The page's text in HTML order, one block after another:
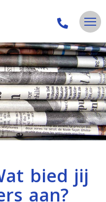
bied jij
aan?